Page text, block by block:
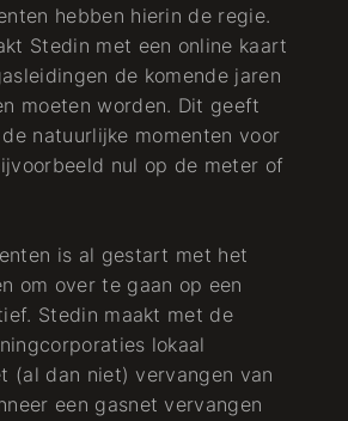
hebben hierin de regie.
Stedin met een online kaart
de komende jaren
moeten worden. Dit geeft
natuurlijke momenten voor
nul op de meter of
is al gestart met het
om over te gaan op een
Stedin maakt met de
lokaal
(al dan niet) vervangen van
een gasnet vervangen